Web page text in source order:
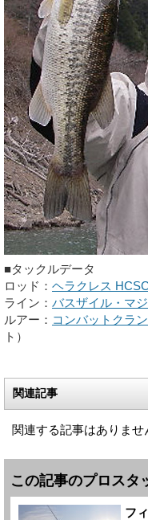
■タックルデータ
ロッド： ヘラクレス
ライン： バスザイル・マ
ルアー： コンバットクラ
ト）
関連記事
関連する記事はありませ
この記事のプロスタ
フ